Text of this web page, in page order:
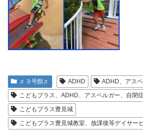
♬３号館♬ ADHD
ADHD、アス
こどもプラス、ADHD、アスペルガー、自閉
こどもプラス豊見城
こどもプラス豊見城教室、放課後等デイサー